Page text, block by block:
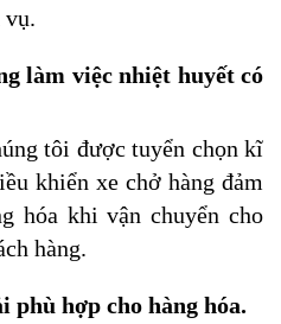
làm việc nhiệt huyết có
tôi được tuyển chọn kĩ
khiển xe chở hàng đảm
hóa khi vận chuyển cho
hàng.
phù hợp cho hàng hóa.